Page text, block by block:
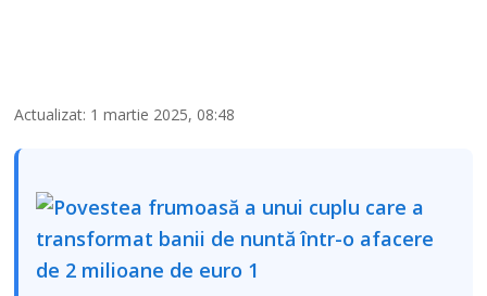
Actualizat: 1 martie 2025, 08:48